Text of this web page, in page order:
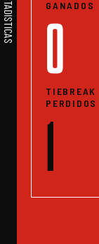
GANADOS
0
TIEBREAK
PERDIDOS
1